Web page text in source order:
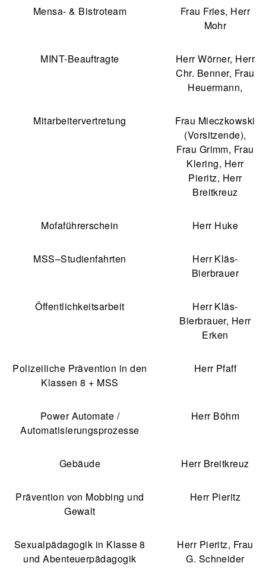
Mensa- & Bistroteam
Frau Fries, Herr
Mohr
MINT-Beauftragte
Herr Wörner, Herr
Chr. Benner, Frau
Heuermann,
Mitarbeitervertretung
Frau Mieczkowski
(Vorsitzende),
Frau Grimm, Frau
Klering, Herr
Pieritz, Herr
Breitkreuz
Mofaführerschein Herr Huke
MSS–Studienfahrten
Herr Kläs-
Bierbrauer
Öffentlichkeitsarbeit
Herr Kläs-
Bierbrauer, Herr
Erken
Polizeiliche Prävention in den
Klassen 8 + MSS
Herr Pfaff
Power Automate /
Automatisierungsprozesse
Herr Böhm
Gebäude Herr Breitkreuz
Prävention von Mobbing und
Gewalt
Herr Pieritz
Sexualpädagogik in Klasse 8
und Abenteuerpädagogik
Herr Pieritz, Frau
G. Schneider